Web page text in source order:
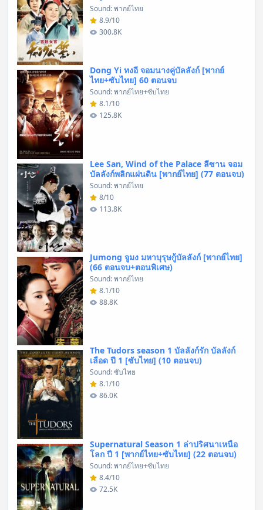
Sound: พากย์ไทย
8.9/10
300.8K
Dong Yi ทงอี จอมนางคู่บัลลังก์ [พากย์
ไทย+ซับไทย] 60 ตอนจบ
Sound: พากย์ไทย+ซับไทย
8.1/10
125.8K
Lee San, Wind of the Palace ลีซาน จอม
บัลลังก์พลิกแผ่นดิน [พากย์ไทย] (77 ตอนจบ)
Sound: พากย์ไทย
8/10
113.8K
Jumong จูมง มหาบุรุษกู้บัลลังก์ [พากย์ไทย]
(66 ตอนจบ+ตอนพิเศษ)
Sound: พากย์ไทย
8.1/10
88.8K
The Tudors season 1 บัลลังก์รัก บัลลังก์
เลือด ปี 1 [ซับไทย] (10 ตอนจบ)
Sound: ซับไทย
8.1/10
86.0K
Supernatural Season 1 ล่าปริศนาเหนือ
โลก ปี 1 [พากย์ไทย+ซับไทย] (22 ตอนจบ)
Sound: พากย์ไทย+ซับไทย
8.4/10
72.5K